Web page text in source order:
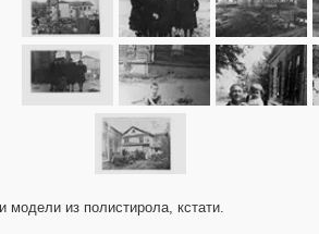
модели из полистирола, кстати.